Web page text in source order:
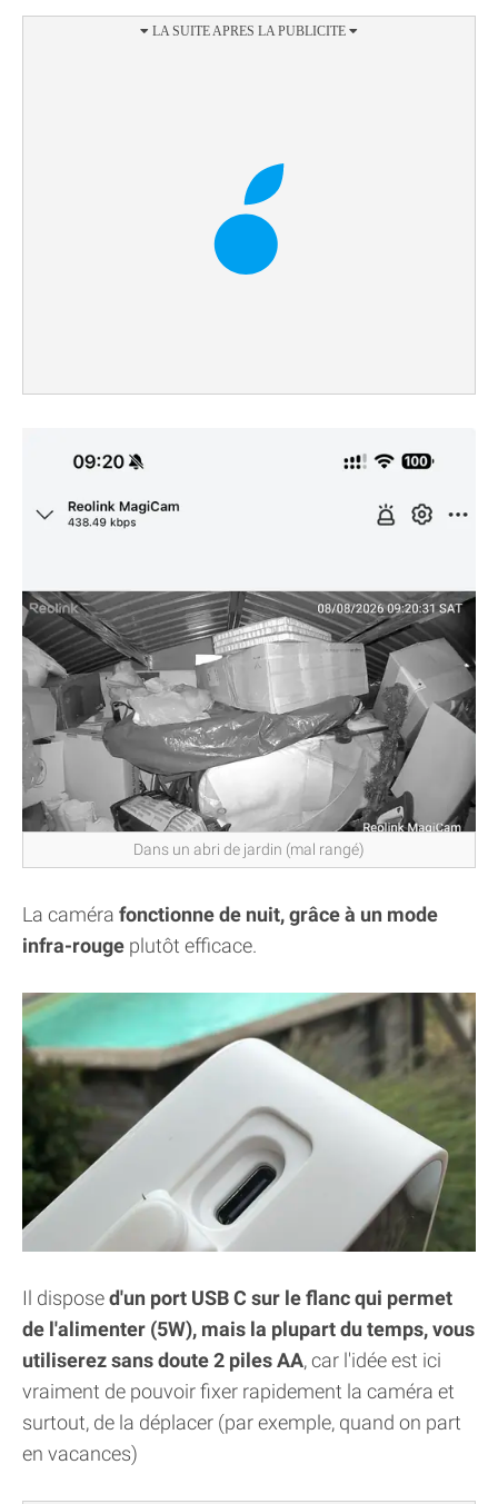
Dans un abri de jardin (mal rangé)
La caméra fonctionne de nuit, grâce à un mode
infra-rouge plutôt efficace.
Il disposed'un port USB C sur le flanc qui permet
de l'alimenter (5W), mais la plupart du temps, vous
utiliserez sans doute 2 piles AA, car l'idée est ici
vraiment de pouvoir fixer rapidement la caméra et
surtout, de la déplacer (par exemple, quand on part
en vacances)